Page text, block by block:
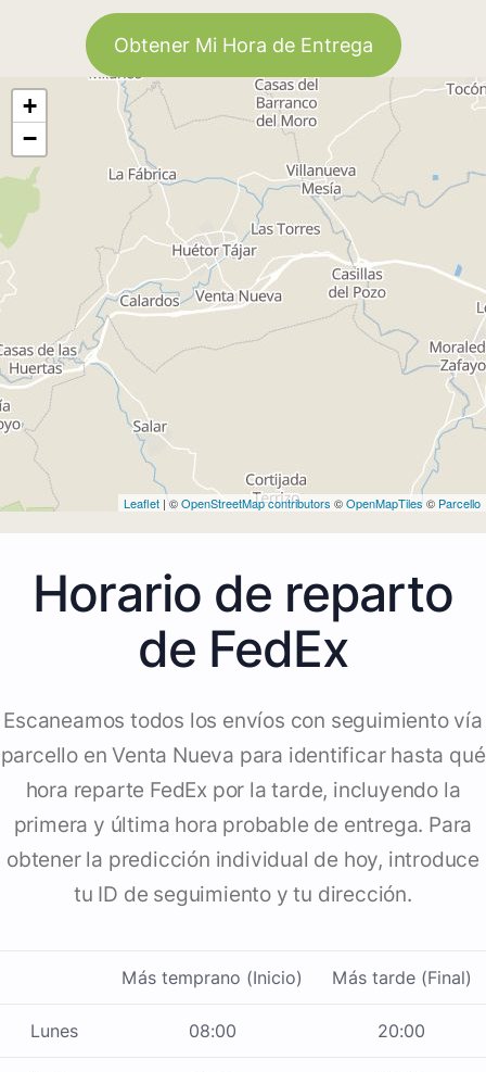
Obtener Mi Hora de Entrega
+
−
Leaflet | ©OpenStreetMap contributors ©OpenMapTiles © Parcello
Horario de reparto
de FedEx
Escaneamos todos los envíos con seguimiento vía
parcello en Venta Nueva para identificar hasta qué
hora reparte FedEx por la tarde, incluyendo la
primera y última hora probable de entrega. Para
obtener la predicción individual de hoy, introduce
tu ID de seguimiento y tu dirección.
Más temprano (Inicio) Más tarde (Final)
Lunes 08:00 20:00